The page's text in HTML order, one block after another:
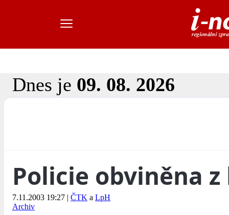
Dnes je 09. 08. 2026
Policie obviněna
7.11.2003 19:27 | ČTK a LpH
Archiv